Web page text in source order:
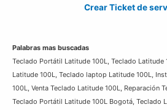
Crear Ticket de
Palabras mas buscadas
Teclado Portátil Latitude 100L, Teclado
Latitude 100L, Teclado laptop Latitude 100L,
100L, Venta Teclado Latitude 100L, Reparación
Teclado Portátil Latitude 100L Bogotá, Teclado